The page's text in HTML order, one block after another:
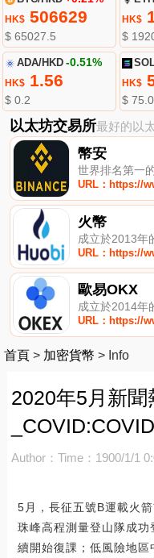
HK$506629
$ 65027.5
HK$
$
ADA/HKD -0.51%
HK$1.56
$ 0.2
HK$
$
以太坊交易所最好的以
幣安
世界排名第一
URL：https://
火幣
成立於2013年
URL：https://
歐易OKX
成立於2014年
URL：https://
首頁 > 加密貨幣 > Info
2020年5月新聞
Author： Time：1900/1/1
5月，長征五號B運載火
珠峰高程測量登山隊成
續開始復課；低風險地